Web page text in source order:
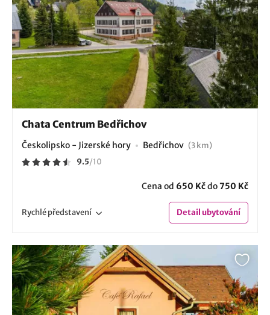
Chata Centrum Bedřichov
Českolipsko - Jizerské hory Bedřichov (3 km)
9.5/10
Cena od 650 Kčdo750 Kč
Rychlépředstavení Detailubytování